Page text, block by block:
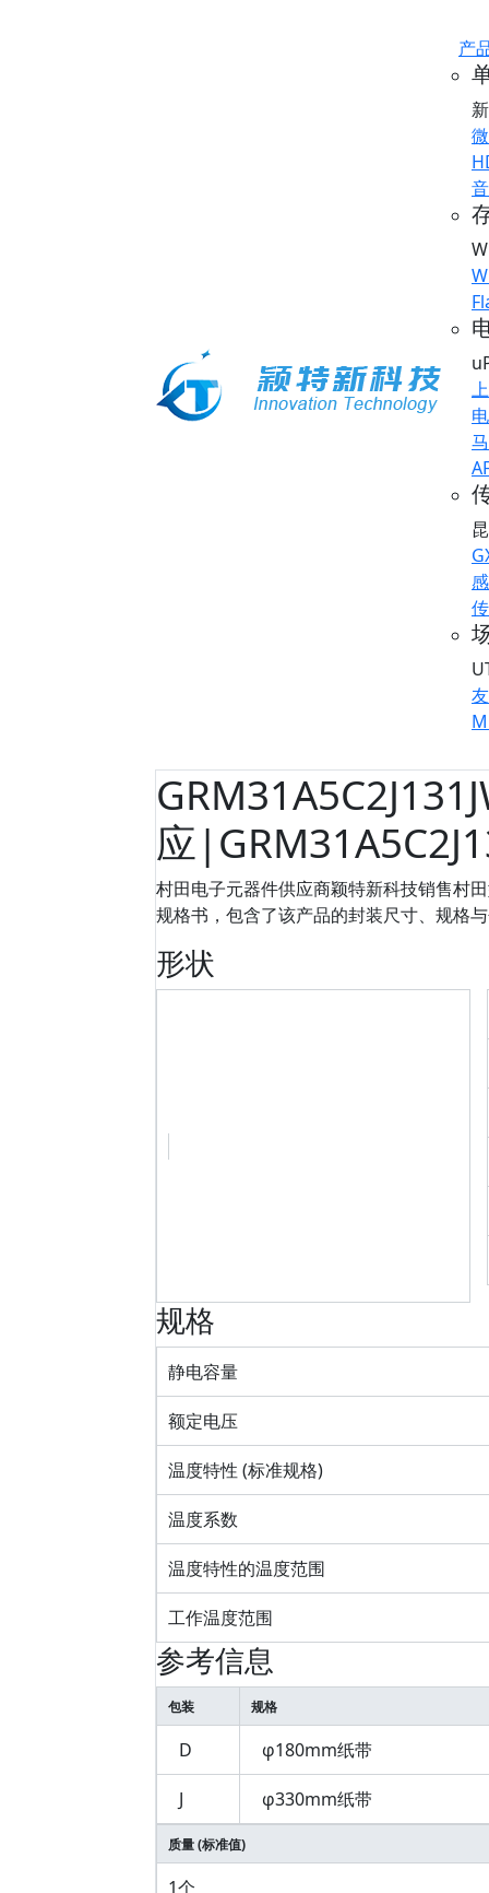
产
应
村田电子元器件供应商颖特新科技销售村
规格书，包含了该产品的封装尺寸、规格
形状
规格
静电容量
额定电压
温度特性 (标准规格)
温度系数
温度特性的温度范围
工作温度范围
参考信息
包装 规格
D φ180mm纸带
J φ330mm纸带
质量 (标准值)
1个